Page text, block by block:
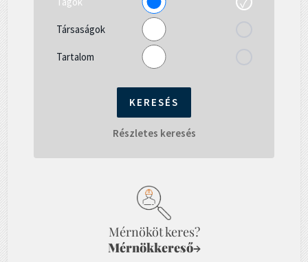
Társaságok
Tartalom
Részletes keresés
Mérnököt keres?
Mérnökkereső→